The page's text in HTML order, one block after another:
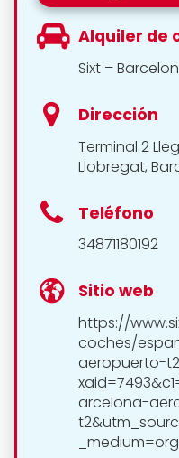
Alquiler de
Sixt –
Dirección
Terminal 2
Llobregat,
Teléfono
34871180192
Sitio web
https://
coches/
aeropuerto-
arcelona-